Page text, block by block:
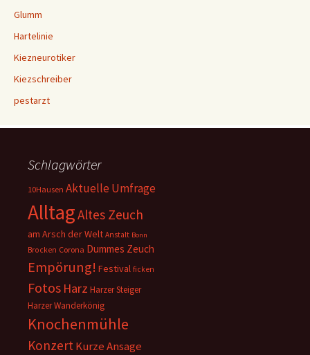
Glumm
Hartelinie
Kiezneurotiker
Kiezschreiber
pestarzt
Schlagwörter
10Hausen Aktuelle Umfrage
AlltagAltes Zeuch
am Arsch der Welt Anstalt Bonn
Brocken Corona Dummes Zeuch
Empörung! Festival ficken
Fotos Harz Harzer Steiger
Harzer Wanderkönig
Knochenmühle
KonzertKurze Ansage